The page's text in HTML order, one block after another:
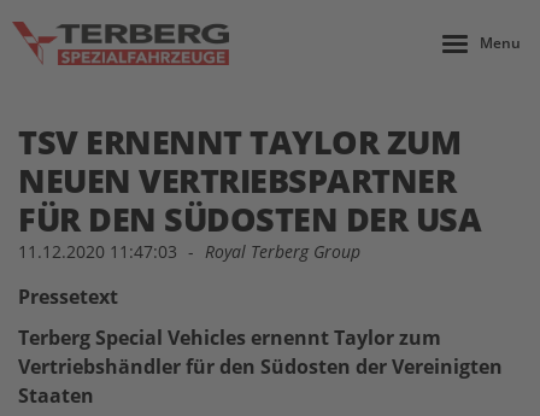
Menu
TSV ERNENNT TAYLOR ZUM
NEUEN VERTRIEBSPARTNER
FÜR DEN SÜDOSTEN DER USA
11.12.2020 11:47:03 - Royal Terberg Group
Pressetext
Terberg Special Vehicles ernennt Taylor zum
Vertriebshändler für den Südosten der Vereinigten
Staaten